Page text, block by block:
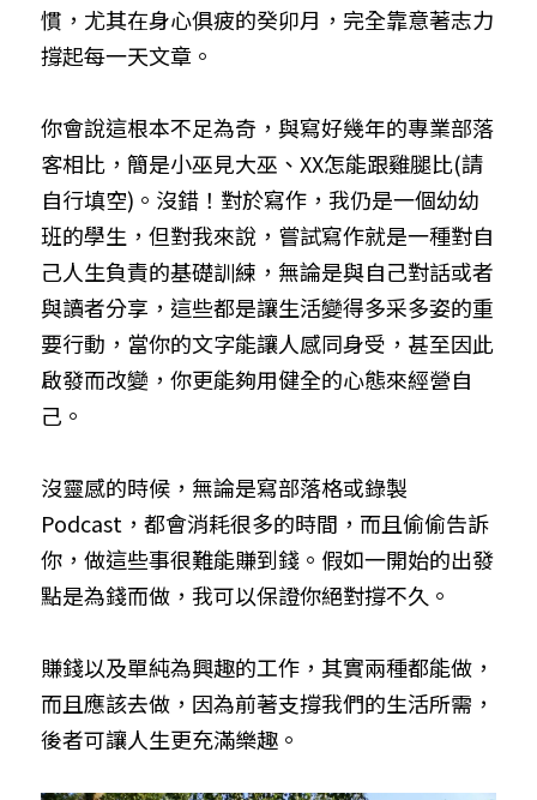
慣，尤其在身心俱疲的癸卯月，完全靠意著志力
撐起每一天文章。
你會說這根本不足為奇，與寫好幾年的專業部落
客相比，簡是小巫見大巫、XX怎能跟雞腿比(請
自行填空)。沒錯！對於寫作，我仍是一個幼幼
班的學生，但對我來說，嘗試寫作就是一種對自
己人生負責的基礎訓練，無論是與自己對話或者
與讀者分享，這些都是讓生活變得多采多姿的重
要行動，當你的文字能讓人感同身受，甚至因此
啟發而改變，你更能夠用健全的心態來經營自
己。
沒靈感的時候，無論是寫部落格或錄製
Podcast，都會消耗很多的時間，而且偷偷告訴
你，做這些事很難能賺到錢。假如一開始的出發
點是為錢而做，我可以保證你絕對撐不久。
賺錢以及單純為興趣的工作，其實兩種都能做，
而且應該去做，因為前著支撐我們的生活所需，
後者可讓人生更充滿樂趣。